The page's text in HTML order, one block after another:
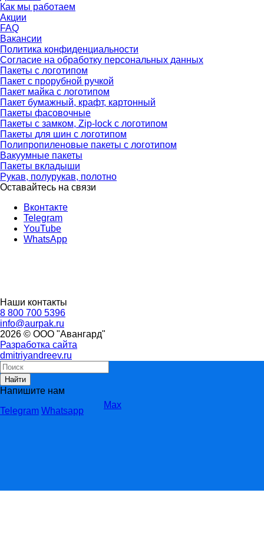
Как мы работаем
Акции
FAQ
Вакансии
Политика конфиденциальности
Согласие на обработку персональных данных
Пакеты с логотипом
Пакет с прорубной ручкой
Пакет майка с логотипом
Пакет бумажный, крафт, картонный
Пакеты фасовочные
Пакеты с замком, Zip-lock с логотипом
Пакеты для шин с логотипом
Полипропиленовые пакеты с логотипом
Вакуумные пакеты
Пакеты вкладыши
Рукав, полурукав, полотно
Оставайтесь на связи
Вконтакте
Telegram
YouTube
WhatsApp
Наши контакты
8 800 700 5396
info@aurpak.ru
2026 © ООО "Авангард"
Разработка сайта
dmitriyandreev.ru
Найти
Напишите нам
Telegram Whatsapp
Max